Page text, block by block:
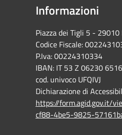
Informazioni
Piazza dei Tigli 5 - 29010
Codice Fiscale:
P.Iva: 00224310334
IBAN: IT 53 Z 06230
cod. univoco UFQIVJ
Dichiarazione di
https://form.agid.gov.it/
cf88-4be5-9825-